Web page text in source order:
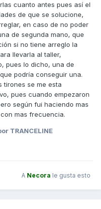
cuanto antes pues así el
de que se solucione,
en caso de no poder
de segunda mano, que
si no tiene arreglo la
llevarla al taller,
pues lo dicho, una de
podría conseguir una.
tirones se me esta
pues cuando empezaron
según fui haciendo mas
mas frecuencia.
TRANCELINE
A Necora le gusta esto